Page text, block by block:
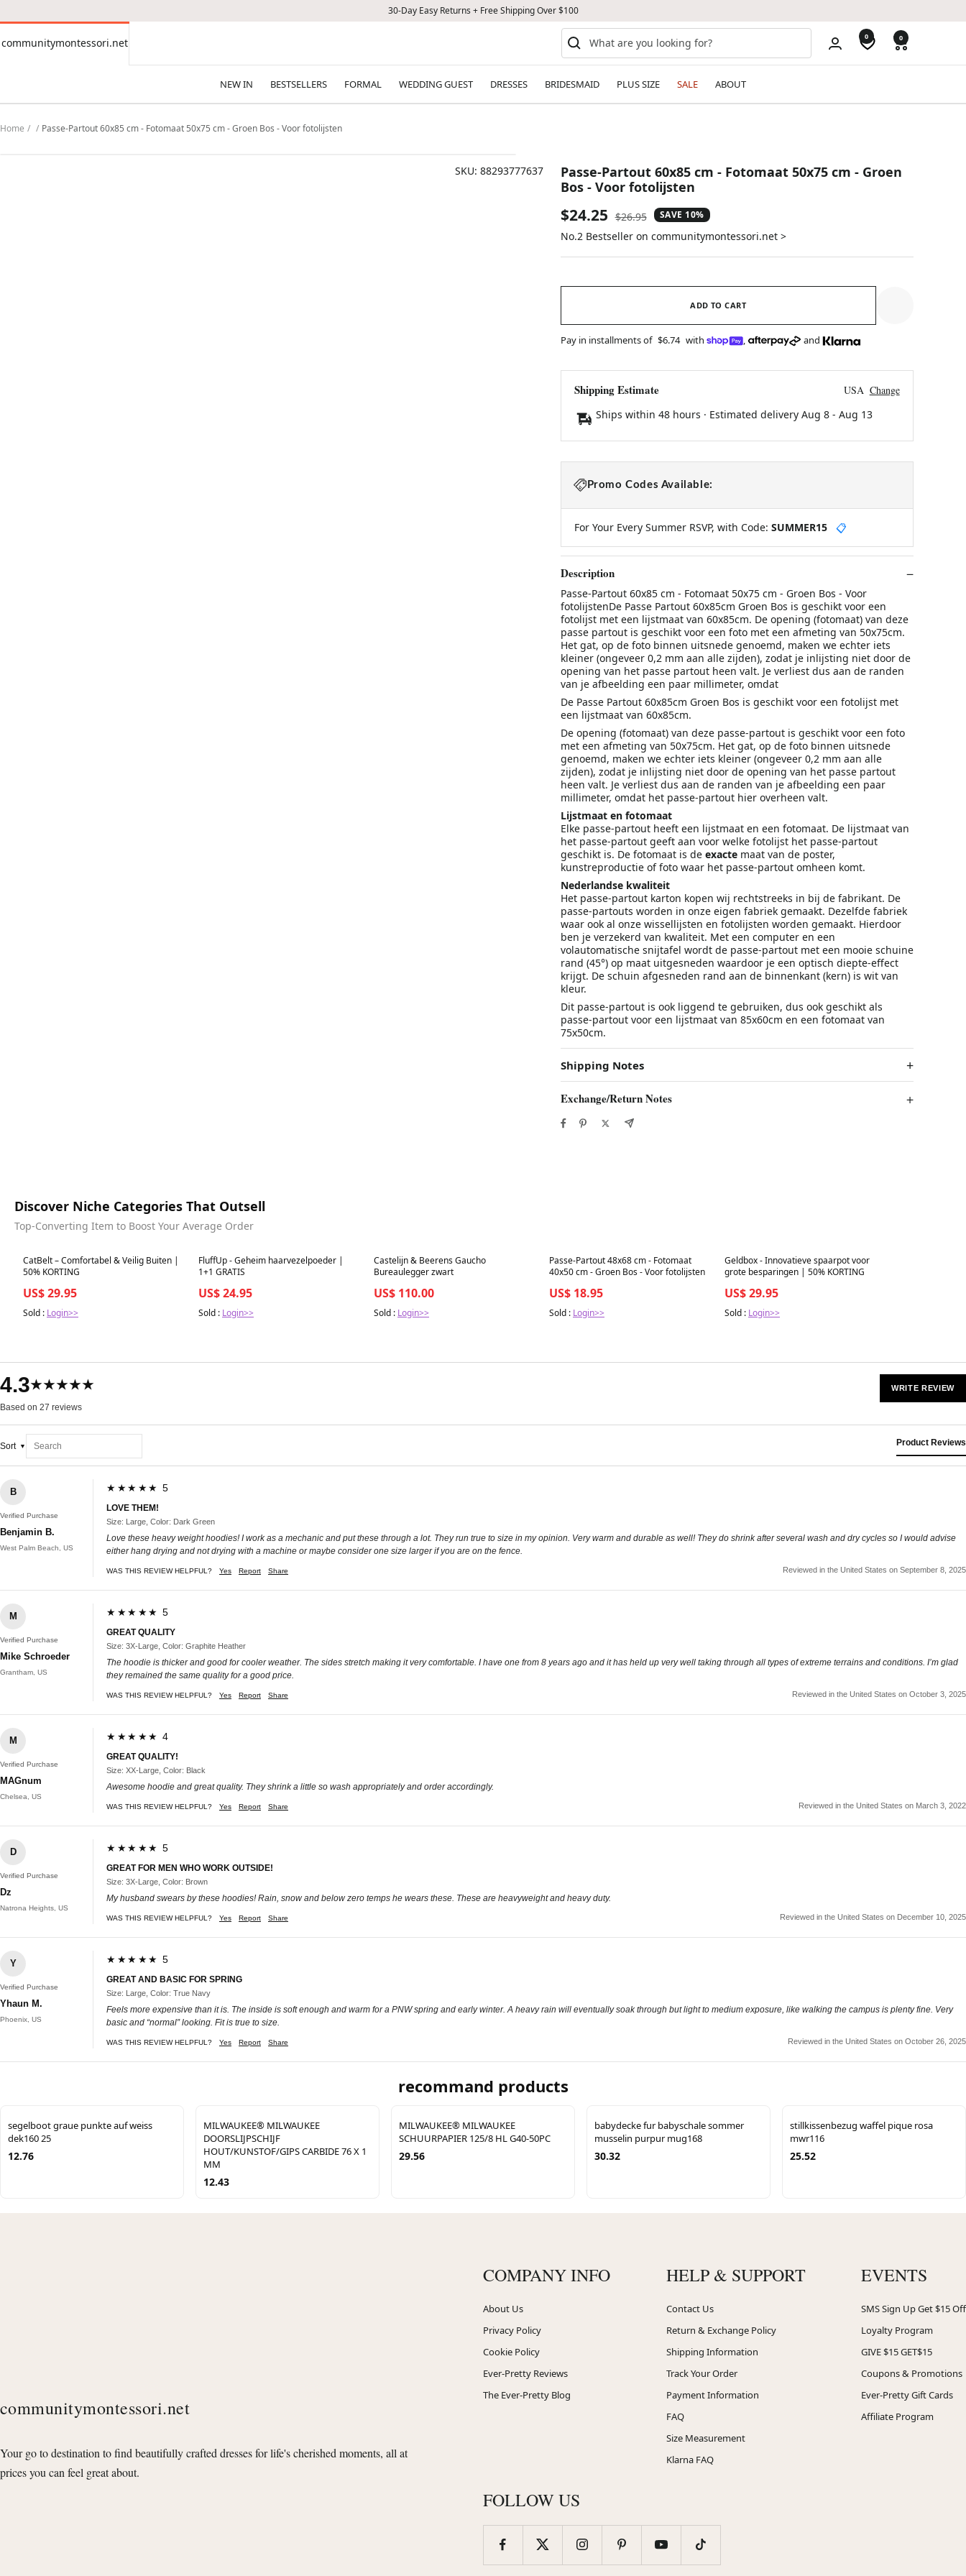
30-Day Easy Returns + Free Shipping Over $100
communitymontessori.net
communitymontessori.net 0 0
NEW IN BESTSELLERS FORMAL WEDDING GUEST DRESSES BRIDESMAID PLUS SIZE SALE ABOUT
Home Passe-Partout 60x85 cm - Fotomaat 50x75 cm - Groen Bos - Voor fotolijsten
SKU: 88293777637
Passe-Partout 60x85 cm - Fotomaat 50x75 cm - Groen
Bos - Voor fotolijsten
Sale
price
$24.25 Regular
price
$26.95 SAVE 10%
No.2 Bestseller on communitymontessori.net >
ADD TO CART
Pay in installments of $6.74 with , and
Shipping Estimate USA Change
Ships within 48 hours · Estimated delivery Aug 8- Aug 13
Promo Codes Available:
For Your Every Summer RSVP, with Code: SUMMER15 📋
Description
Passe-Partout 60x85 cm - Fotomaat 50x75 cm - Groen Bos - Voor
fotolijstenDe Passe Partout 60x85cm Groen Bos is geschikt voor een
fotolijst met een lijstmaat van 60x85cm. De opening (fotomaat) van deze
passe partout is geschikt voor een foto met een afmeting van 50x75cm.
Het gat, op de foto binnen uitsnede genoemd, maken we echter iets
kleiner (ongeveer 0,2 mm aan alle zijden), zodat je inlijsting niet door de
opening van het passe partout heen valt. Je verliest dus aan de randen
van je afbeelding een paar millimeter, omdat
De Passe Partout 60x85cm Groen Bos is geschikt voor een fotolijst met
een lijstmaat van 60x85cm.
De opening (fotomaat) van deze passe-partout is geschikt voor een foto
met een afmeting van 50x75cm. Het gat, op de foto binnen uitsnede
genoemd, maken we echter iets kleiner (ongeveer 0,2 mm aan alle
zijden), zodat je inlijsting niet door de opening van het passe partout
heen valt. Je verliest dus aan de randen van je afbeelding een paar
millimeter, omdat het passe-partout hier overheen valt.
Lijstmaat en fotomaat
Elke passe-partout heeft een lijstmaat en een fotomaat. De lijstmaat van
het passe-partout geeft aan voor welke fotolijst het passe-partout
geschikt is. De fotomaat is de exactemaat van de poster,
kunstreproductie of foto waar het passe-partout omheen komt.
Nederlandse kwaliteit
Het passe-partout karton kopen wij rechtstreeks in bij de fabrikant. De
passe-partouts worden in onze eigen fabriek gemaakt. Dezelfde fabriek
waar ook al onze wissellijsten en fotolijsten worden gemaakt. Hierdoor
ben je verzekerd van kwaliteit. Met een computer en een
volautomatische snijtafel wordt de passe-partout met een mooie schuine
rand (45°) op maat uitgesneden waardoor je een optisch diepte-effect
krijgt. De schuin afgesneden rand aan de binnenkant (kern) is wit van
kleur.
Dit passe-partout is ook liggend te gebruiken, dus ook geschikt als
passe-partout voor een lijstmaat van 85x60cm en een fotomaat van
75x50cm.
Shipping Notes
Exchange/Return Notes
Discover Niche Categories That Outsell
Top-Converting Item to Boost Your Average Order
Best in 7 days
CatBelt – Comfortabel & Veilig Buiten |
50% KORTING
US$ 29.95
Sold : Login>>
Best in 7 days
FluffUp - Geheim haarvezelpoeder |
1+1 GRATIS
US$ 24.95
Sold : Login>>
Best in 7 days
Castelijn & Beerens Gaucho
Bureaulegger zwart
US$ 110.00
Sold : Login>>
Best in 7 days
Passe-Partout 48x68 cm - Fotomaat
40x50 cm - Groen Bos - Voor fotolijsten
US$ 18.95
Sold : Login>>
Best in 7 days
Geldbox - Innovatieve spaarpot voor
grote besparingen | 50% KORTING
US$ 29.95
Sold : Login>>
4.3★★★★★
Based on 27 reviews
WRITE REVIEW
Sort Product Reviews
B
Verified Purchase
Benjamin B.
West Palm Beach, US
★★★★★ 5
LOVE THEM!
Size: Large, Color: Dark Green
Love these heavy weight hoodies! I work as a mechanic and put these through a lot. They run true to size in my opinion. Very warm and durable as well! They do shrink after several wash and dry cycles so I would advise
either hang drying and not drying with a machine or maybe consider one size larger if you are on the fence.
WAS THIS REVIEW HELPFUL? Yes Report Share Reviewed in the United States on September 8, 2025
M
Verified Purchase
Mike Schroeder
Grantham, US
★★★★★ 5
GREAT QUALITY
Size: 3X-Large, Color: Graphite Heather
The hoodie is thicker and good for cooler weather. The sides stretch making it very comfortable. I have one from 8 years ago and it has held up very well taking through all types of extreme terrains and conditions. I’m glad
they remained the same quality for a good price.
WAS THIS REVIEW HELPFUL? Yes Report Share Reviewed in the United States on October 3, 2025
M
Verified Purchase
MAGnum
Chelsea, US
★★★★★ 4
GREAT QUALITY!
Size: XX-Large, Color: Black
Awesome hoodie and great quality. They shrink a little so wash appropriately and order accordingly.
WAS THIS REVIEW HELPFUL? Yes Report Share Reviewed in the United States on March 3, 2022
D
Verified Purchase
Dz
Natrona Heights, US
★★★★★ 5
GREAT FOR MEN WHO WORK OUTSIDE!
Size: 3X-Large, Color: Brown
My husband swears by these hoodies! Rain, snow and below zero temps he wears these. These are heavyweight and heavy duty.
WAS THIS REVIEW HELPFUL? Yes Report Share Reviewed in the United States on December 10, 2025
Y
Verified Purchase
Yhaun M.
Phoenix, US
★★★★★ 5
GREAT AND BASIC FOR SPRING
Size: Large, Color: True Navy
Feels more expensive than it is. The inside is soft enough and warm for a PNW spring and early winter. A heavy rain will eventually soak through but light to medium exposure, like walking the campus is plenty fine. Very
basic and “normal” looking. Fit is true to size.
WAS THIS REVIEW HELPFUL? Yes Report Share Reviewed in the United States on October 26, 2025
recommand products
segelboot graue punkte auf weiss
dek160 25
12.76
MILWAUKEE® MILWAUKEE
DOORSLIJPSCHIJF
HOUT/KUNSTOF/GIPS CARBIDE 76 X 1
MM
12.43
MILWAUKEE® MILWAUKEE
SCHUURPAPIER 125/8 HL G40-50PC
29.56
babydecke fur babyschale sommer
musselin purpur mug168
30.32
stillkissenbezug waffel pique rosa
mwr116
25.52
communitymontessori.net
Your go to destination to find beautifully crafted dresses for life's cherished moments, all at
prices you can feel great about.
COMPANY INFO
About Us
Privacy Policy
Cookie Policy
Ever-Pretty Reviews
The Ever-Pretty Blog
HELP & SUPPORT
Contact Us
Return & Exchange Policy
Shipping Information
Track Your Order
Payment Information
FAQ
Size Measurement
Klarna FAQ
EVENTS
SMS Sign Up Get $15 Off
Loyalty Program
GIVE $15 GET$15
Coupons & Promotions
Ever-Pretty Gift Cards
Affiliate Program
FOLLOW US